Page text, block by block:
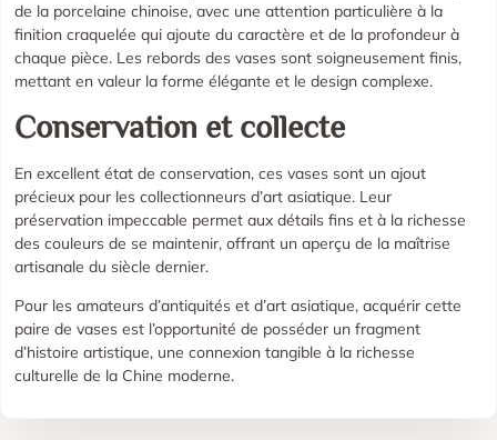
de la porcelaine chinoise, avec une attention particulière à la
finition craquelée qui ajoute du caractère et de la profondeur à
chaque pièce. Les rebords des vases sont soigneusement finis,
mettant en valeur la forme élégante et le design complexe.
Conservation et collecte
En excellent état de conservation, ces vases sont un ajout
précieux pour les collectionneurs d’art asiatique. Leur
préservation impeccable permet aux détails fins et à la richesse
des couleurs de se maintenir, offrant un aperçu de la maîtrise
artisanale du siècle dernier.
Pour les amateurs d’antiquités et d’art asiatique, acquérir cette
paire de vases est l’opportunité de posséder un fragment
d’histoire artistique, une connexion tangible à la richesse
culturelle de la Chine moderne.